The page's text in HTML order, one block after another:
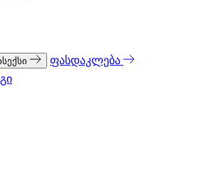
ფასდაკლება